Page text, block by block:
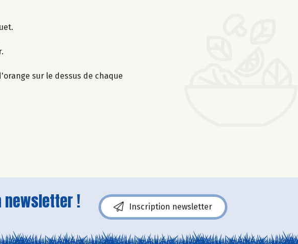
sur le dessus de chaque
newsletter ! Inscription newsletter